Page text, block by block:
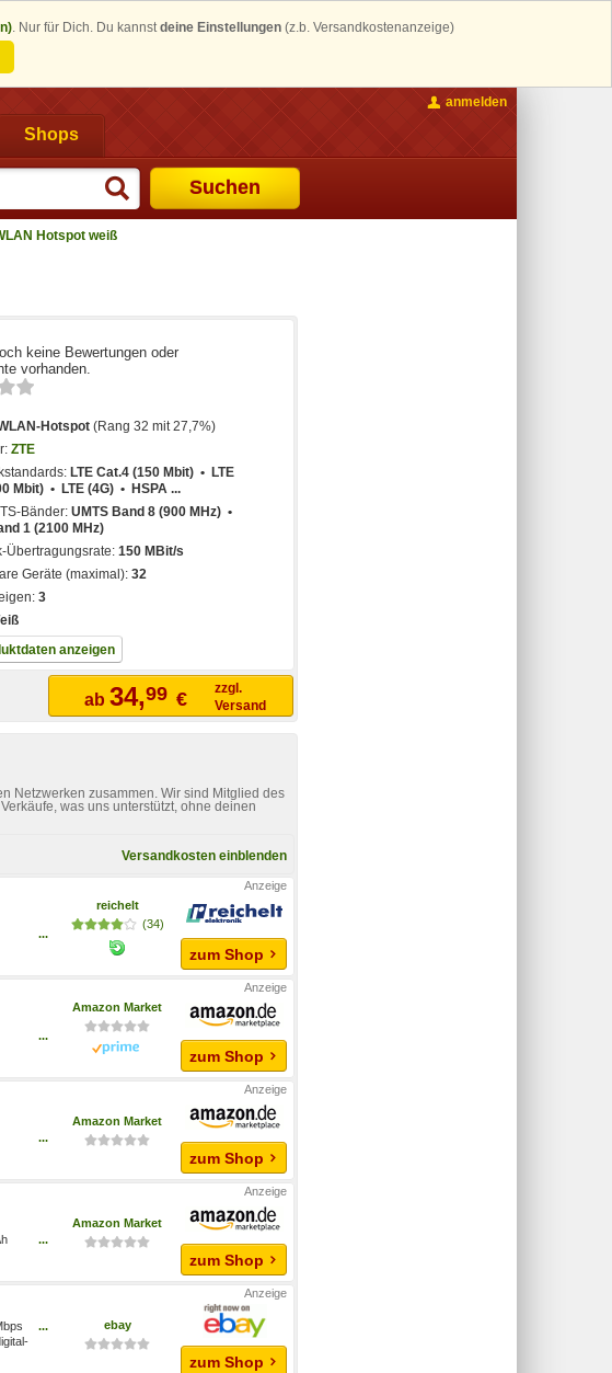
. Nur für Dich. Du kannstdeine Einstellungen (z.b. Versandkostenanzeige)
Shops
Suchen
anmelden
Hotspot weiß
keine Bewertungen oder
vorhanden.
Hotspot (Rang 32 mit 27,7%)
ZTE
LTE Cat.4 (150 Mbit) • LTE
Mbit) • LTE (4G) • HSPA ...
Bänder:UMTS Band 8 (900 MHz) •
1 (2100 MHz)
Übertragungsrate:150 MBit/s
Geräte (maximal):32
3
anzeigen
ab 34,99 €
zzgl.
Versand
Netzwerken zusammen. Wir sind Mitglied des
was uns unterstützt, ohne deinen
Versandkosten einblenden
...
reichelt
(34)
zum Shop
...
Amazon Market
zum Shop
...
Amazon Market
zum Shop
...
Amazon Market
zum Shop
...
ebay
zum Shop